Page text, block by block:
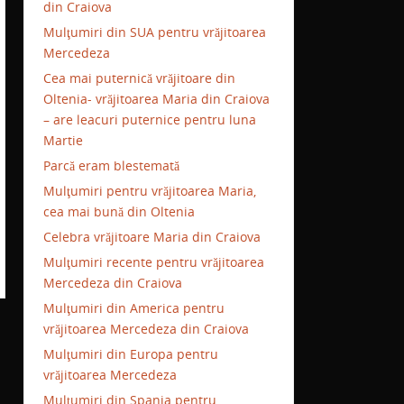
din Craiova
Mulţumiri din SUA pentru vrăjitoarea
Mercedeza
Cea mai puternică vrăjitoare din
Oltenia- vrăjitoarea Maria din Craiova
– are leacuri puternice pentru luna
Martie
Parcă eram blestemată
Mulţumiri pentru vrăjitoarea Maria,
cea mai bună din Oltenia
Celebra vrăjitoare Maria din Craiova
Mulţumiri recente pentru vrăjitoarea
Mercedeza din Craiova
Mulţumiri din America pentru
vrăjitoarea Mercedeza din Craiova
Mulţumiri din Europa pentru
vrăjitoarea Mercedeza
Mulţumiri din Spania pentru